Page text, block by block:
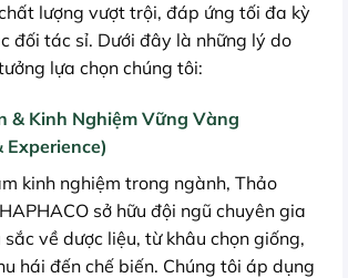
lượng vượt trội, đáp ứng tối đa kỳ
đối tác sỉ. Dưới đây là những lý do
lựa chọn chúng tôi:
& Kinh Nghiệm Vững Vàng
Experience)
kinh nghiệm trong ngành, Thảo
sở hữu đội ngũ chuyên gia
về dược liệu, từ khâu chọn giống,
hái đến chế biến. Chúng tôi áp dụng